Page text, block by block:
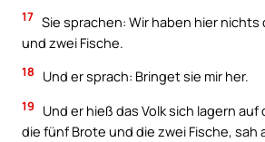
17 Sie sprachen: Wir haben hier
und zwei Fische.
18 Und er sprach: Bringet sie mir her.
19
Und er hieß das Volk sich lagern auf
die fünf Brote und die zwei Fische, sah